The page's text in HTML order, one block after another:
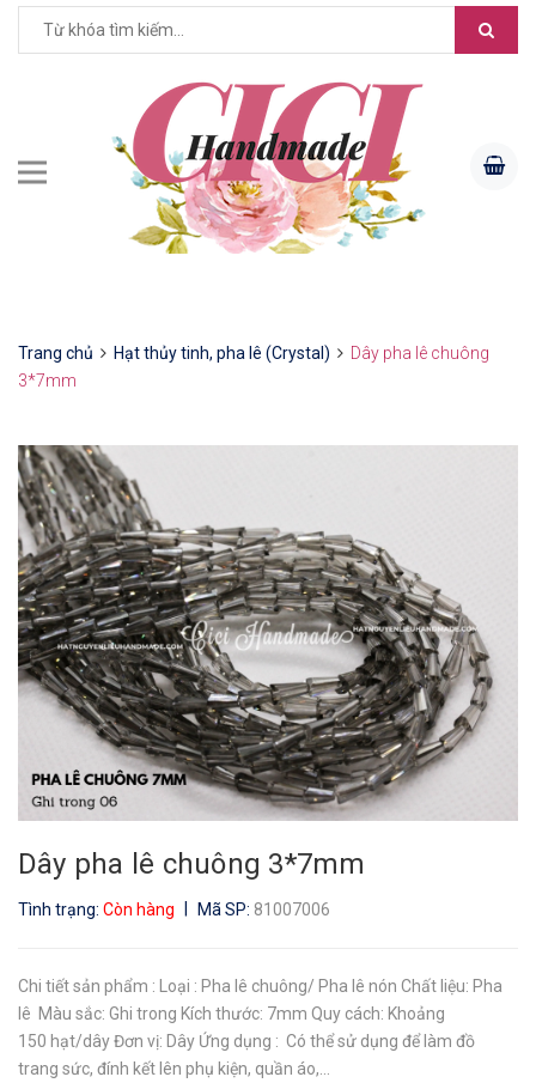
Trang chủ Hạt thủy tinh, pha lê (Crystal)
Dây pha lê chuông
3*7mm
Dây pha lê chuông 3*7mm
Tình trạng: Còn hàng | Mã SP: 81007006
Chi tiết sản phẩm : Loại : Pha lê chuông/ Pha lê nón Chất liệu: Pha
lê Màu sắc: Ghi trong Kích thước: 7mm Quy cách: Khoảng
150 hạt/dây Đơn vị: Dây Ứng dụng : Có thể sử dụng để làm đồ
trang sức, đính kết lên phụ kiện, quần áo,...